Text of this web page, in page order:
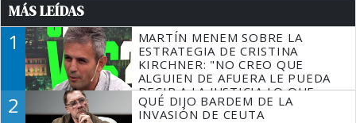
MÁS LEÍDAS
1
MARTÍN MENEM SOBRE LA
ESTRATEGIA DE CRISTINA
KIRCHNER: "NO CREO QUE
ALGUIEN DE AFUERA LE PUEDA
DECIR A LA JUSTICIA LO QUE
TIENE QUE HACER"
2
QUÉ DIJO BARDEM DE LA
INVASIÓN DE CEUTA